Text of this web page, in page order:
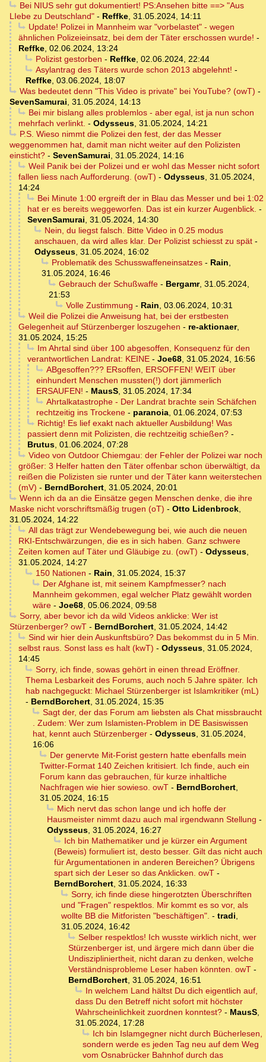
Bei NIUS sehr gut dokumentiert! PS:Ansehen bitte ==> "Aus
LIebe zu Deutschland" - Reffke, 31.05.2024, 14:11
Update! Polizei in Mannheim war "vorbelastet" - wegen
ähnlichen Polizeieinsatz, bei dem der Täter erschossen wurde! -
Reffke, 02.06.2024, 13:24
Polizist gestorben - Reffke, 02.06.2024, 22:44
Asylantrag des Täters wurde schon 2013 abgelehnt! -
Reffke, 03.06.2024, 18:07
Was bedeutet denn "This Video is private" bei YouTube? (owT) -
SevenSamurai, 31.05.2024, 14:13
Bei mir bislang alles problemlos - aber egal, ist ja nun schon
mehrfach verlinkt. - Odysseus, 31.05.2024, 14:21
P.S. Wieso nimmt die Polizei den fest, der das Messer
weggenommen hat, damit man nicht weiter auf den Polizisten
einsticht? - SevenSamurai, 31.05.2024, 14:16
Weil Panik bei der Polizei und er wohl das Messer nicht sofort
fallen liess nach Aufforderung. (owT) - Odysseus, 31.05.2024,
14:24
Bei Minute 1:00 ergreift der in Blau das Messer und bei 1:02
hat er es bereits weggeworfen. Das ist ein kurzer Augenblick. -
SevenSamurai, 31.05.2024, 14:30
Nein, du liegst falsch. Bitte Video in 0.25 modus
anschauen, da wird alles klar. Der Polizist schiesst zu spät -
Odysseus, 31.05.2024, 16:02
Problematik des Schusswaffeneinsatzes- Rain,
31.05.2024, 16:46
Gebrauch der Schußwaffe- Bergamr, 31.05.2024,
21:53
Volle Zustimmung - Rain, 03.06.2024, 10:31
Weil die Polizei die Anweisung hat, bei der erstbesten
Gelegenheit auf Stürzenberger loszugehen - re-aktionaer,
31.05.2024, 15:25
Im Ahrtal sind über 100 abgesoffen, Konsequenz für den
verantwortlichen Landrat: KEINE - Joe68, 31.05.2024, 16:56
ABgesoffen??? ERsoffen, ERSOFFEN! WEIT über
einhundert Menschen mussten(!) dort jämmerlich
ERSAUFEN! - MausS, 31.05.2024, 17:34
Ahrtalkatastrophe - Der Landrat brachte sein Schäfchen
rechtzeitig ins Trockene - paranoia, 01.06.2024, 07:53
Richtig! Es lief exakt nach aktueller Ausbildung! Was
passiert denn mit Polizisten, die rechtzeitig schießen? -
Brutus, 01.06.2024, 07:28
Video von Outdoor Chiemgau: der Fehler der Polizei war noch
größer: 3 Helfer hatten den Täter offenbar schon überwältigt, da
reißen die Polizisten sie runter und der Täter kann weiterstechen
(mV) - BerndBorchert, 31.05.2024, 20:01
Wenn ich da an die Einsätze gegen Menschen denke, die ihre
Maske nicht vorschriftsmäßig trugen (oT) - Otto Lidenbrock,
31.05.2024, 14:22
All das trägt zur Wendebewegung bei, wie auch die neuen
RKI-Entschwärzungen, die es in sich haben. Ganz schwere
Zeiten komen auf Täter und Gläubige zu. (owT) - Odysseus,
31.05.2024, 14:27
150 Nationen - Rain, 31.05.2024, 15:37
Der Afghane ist, mit seinem Kampfmesser? nach
Mannheim gekommen, egal welcher Platz gewählt worden
wäre - Joe68, 05.06.2024, 09:58
Sorry, aber bevor ich da wild Videos anklicke: Wer ist
Stürzenberger? owT - BerndBorchert, 31.05.2024, 14:42
Sind wir hier dein Auskunftsbüro? Das bekommst du in 5 Min.
selbst raus. Sonst lass es halt (kwT) - Odysseus, 31.05.2024,
14:45
Sorry, ich finde, sowas gehört in einen thread Eröffner.
Thema Lesbarkeit des Forums, auch noch 5 Jahre später. Ich
hab nachgeguckt: Michael Stürzenberger ist Islamkritiker (mL)
- BerndBorchert, 31.05.2024, 15:35
Sagt der, der das Forum am liebsten als Chat missbraucht
. Zudem: Wer zum Islamisten-Problem in DE Basiswissen
hat, kennt auch Stürzenberger - Odysseus, 31.05.2024,
16:06
Der genervte Mit-Forist gestern hatte ebenfalls mein
Twitter-Format 140 Zeichen kritisiert. Ich finde, auch ein
Forum kann das gebrauchen, für kurze inhaltliche
Nachfragen wie hier sowieso. owT - BerndBorchert,
31.05.2024, 16:15
Mich nervt das schon lange und ich hoffe der
Hausmeister nimmt dazu auch mal irgendwann Stellung -
Odysseus, 31.05.2024, 16:27
Ich bin Mathematiker und je kürzer ein Argument
(Beweis) formuliert ist, desto besser. Gilt das nicht auch
für Argumentationen in anderen Bereichen? Übrigens
spart sich der Leser so das Anklicken. owT -
BerndBorchert, 31.05.2024, 16:33
Sorry, ich finde diese hingerotzten Überschriften
und "Fragen" respektlos. Mir kommt es so vor, als
wollte BB die Mitforisten "beschäftigen". - tradi,
31.05.2024, 16:42
Selber respektlos! Ich wusste wirklich nicht, wer
Stürzenberger ist, und ärgere mich dann über die
Undiszipliniertheit, nicht daran zu denken, welche
Verständnisprobleme Leser haben könnten. owT -
BerndBorchert, 31.05.2024, 16:51
In welchem Land hältst Du dich eigentlich auf,
dass Du den Betreff nicht sofort mit höchster
Wahrscheinlichkeit zuordnen konntest? - MausS,
31.05.2024, 17:28
Ich bin Islamgegner nicht durch Bücherlesen,
sondern werde es jeden Tag neu auf dem Weg
vom Osnabrücker Bahnhof durch das